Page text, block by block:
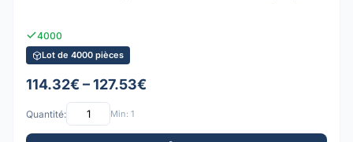
4000
Lot de 4000 pièces
114.32€ – 127.53€
Quantité: Min: 1